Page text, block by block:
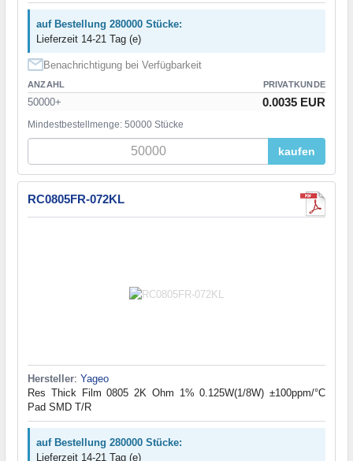
auf Bestellung 280000 Stücke:
Lieferzeit 14-21 Tag (e)
Benachrichtigung bei Verfügbarkeit
ANZAHL PRIVATKUNDE
50000+ 0.0035 EUR
Mindestbestellmenge: 50000 Stücke
kaufen
RC0805FR-072KL
Hersteller: Yageo
Res Thick Film 0805 2K Ohm 1% 0.125W(1/8W) ±100ppm/°C
Pad SMD T/R
auf Bestellung 280000 Stücke:
Lieferzeit 14-21 Tag (e)